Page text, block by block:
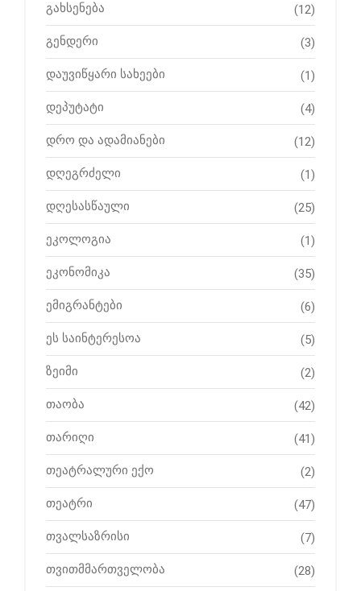
გახსენება (12)
გენდერი (3)
დაუვიწყარი სახეები (1)
დეპუტატი (4)
დრო და ადამიანები (12)
დღეგრძელი (1)
დღესასწაული (25)
ეკოლოგია (1)
ეკონომიკა (35)
ემიგრანტები (6)
ეს საინტერესოა (5)
ზეიმი (2)
თაობა (42)
თარიღი (41)
თეატრალური ექო (2)
თეატრი (47)
თვალსაზრისი (7)
თვითმმართველობა (28)